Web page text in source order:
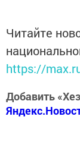
Читайте
https://
Добавить